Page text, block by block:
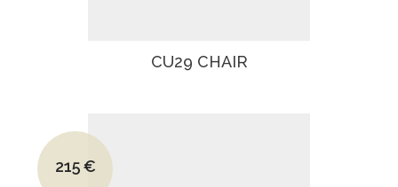
CU29 CHAIR
Le prix initial était : 559€.
215€